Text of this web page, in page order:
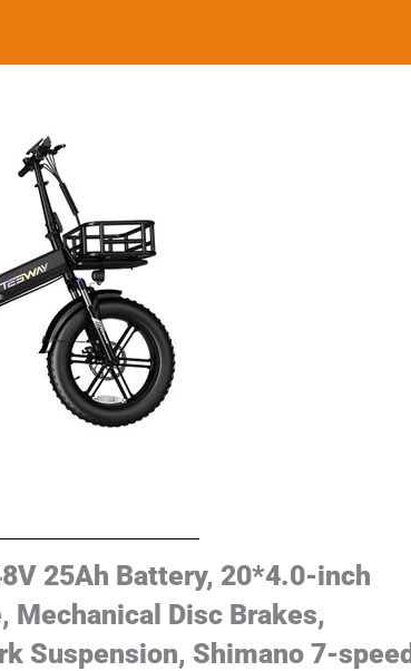
25Ah Battery, 20*4.0-inch
Mechanical Disc Brakes,
Suspension, Shimano 7-speed